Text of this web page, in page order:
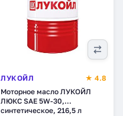
ЛУКОЙЛ
★ 4.8
Моторное масло ЛУКОЙЛ
ЛЮКС SAE 5W-30,
синтетическое, 216,5 л